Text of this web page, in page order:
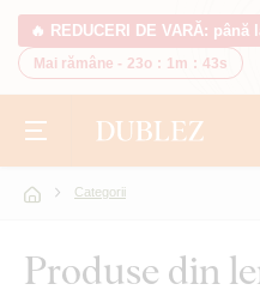
🔥 REDUCERI DE VARĂ: până
Mai rămâne - 23o : 1m : 42s
Categorii
Produse din